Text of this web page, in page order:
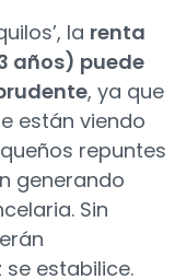
la renta
años) puede
, ya que
están viendo
repuntes
generando
Sin
estabilice.